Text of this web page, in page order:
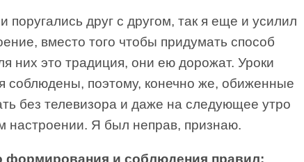
поругались друг с другом, так я еще и усилил
вместо того чтобы придумать способ
них это традиция, они ею дорожат. Уроки
соблюдены, поэтому, конечно же, обиженные
без телевизора и даже на следующее утро
настроении. Я был неправ, признаю.
формирования и соблюдения правил: